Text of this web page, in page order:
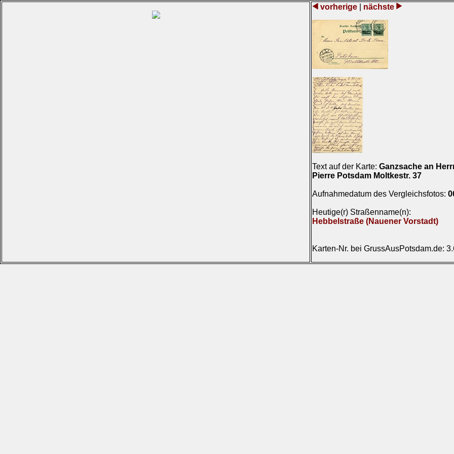
vorherige nächste
Text auf der Karte: Ganzsache an
Pierre Potsdam Moltkestr. 37
Aufnahmedatum des Vergleichsfotos:
Heutige(r) Straßenname(n):
Hebbelstraße (Nauener Vorstadt)
Karten-Nr. bei GrussAusPotsdam.de: